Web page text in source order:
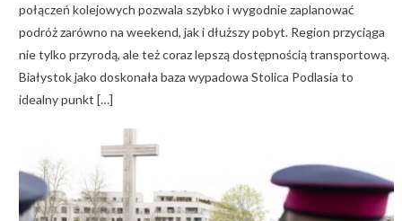
połączeń kolejowych pozwala szybko i wygodnie zaplanować
podróż zarówno na weekend, jak i dłuższy pobyt. Region przyciąga
nie tylko przyrodą, ale też coraz lepszą dostępnością transportową.
Białystok jako doskonała baza wypadowa Stolica Podlasia to
idealny punkt […]